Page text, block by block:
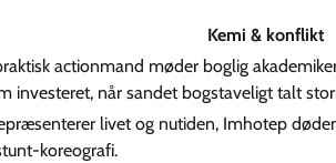
Kemi & konflikt
actionmand møder boglig
investeret, når sandet bogstaveligt talt
livet og nutiden, Imhotep
koreografi.